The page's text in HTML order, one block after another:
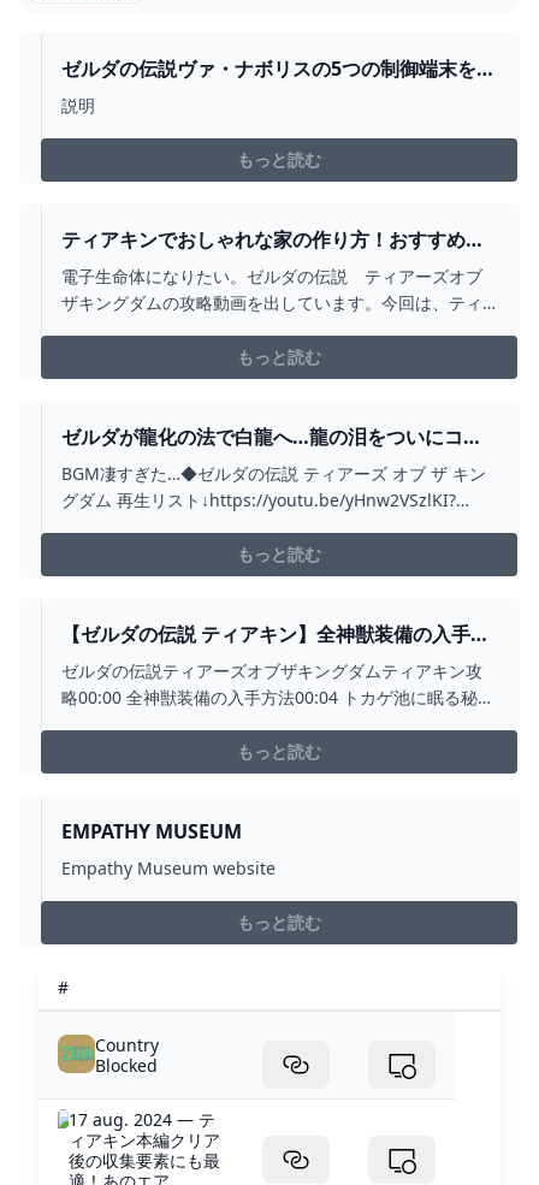
ゼルダの伝説ヴァ・ナボリスの5つの制御端末を起
動する方法 - YOUTUBE
説明
もっと読む
ティアキンでおしゃれな家の作り方！おすすめの
ユニットの使い方やレイアウトをご紹介！ -
YOUTUBE
電子生命体になりたい。ゼルダの伝説 ティアーズオブ
ザキングダムの攻略動画を出しています。今回は、ティ
もっと読む
ゼルダが龍化の法で白龍へ…龍の泪をついにコン
プリート!!ティアキン最速実況PART91【ゼルダの
伝説 ティアーズ オブ ザ キングダム】 - YOUTUBE
BGM凄すぎた…◆ゼルダの伝説 ティアーズ オブ ザ キン
グダム 再生リスト↓https://youtu.be/yHnw2VSzlKI?
の伝説 ブレス オブ ザ ワイルド 再生リスト
↓https://youtu.be/dtIA2...
もっと読む
【ゼルダの伝説 ティアキン】全神獣装備の入手方
法 (特殊性能付き) 秘宝まとめ【ゼルダの伝説 ティ
アーズ オブ ザ キングダム】防具【TOTK】 -
ゼルダの伝説ティアーズオブザキングダムティアキン攻
略00:00 全神獣装備の入手方法00:04 トカゲ池に眠る秘宝
兵装ナボリス)05:20 御山の秘湯に眠る秘宝 (神獣兵装メド
ー)09:18 大いなる魚の下に眠る秘宝 (神獣兵装ルッタ)イ
もっと読む
EMPATHY MUSEUM
Empathy Museum website
もっと読む
#
Country
Blocked
17 aug. 2024 — テ
ィアキン本編クリア
後の収集要素にも最